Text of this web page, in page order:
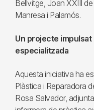
Bellvitge, Joan XXIII
Manresa i Palamós.
Un projecte
especialitzada
Aquesta iniciativa ha
Plàstica i Reparadora
Rosa Salvador,